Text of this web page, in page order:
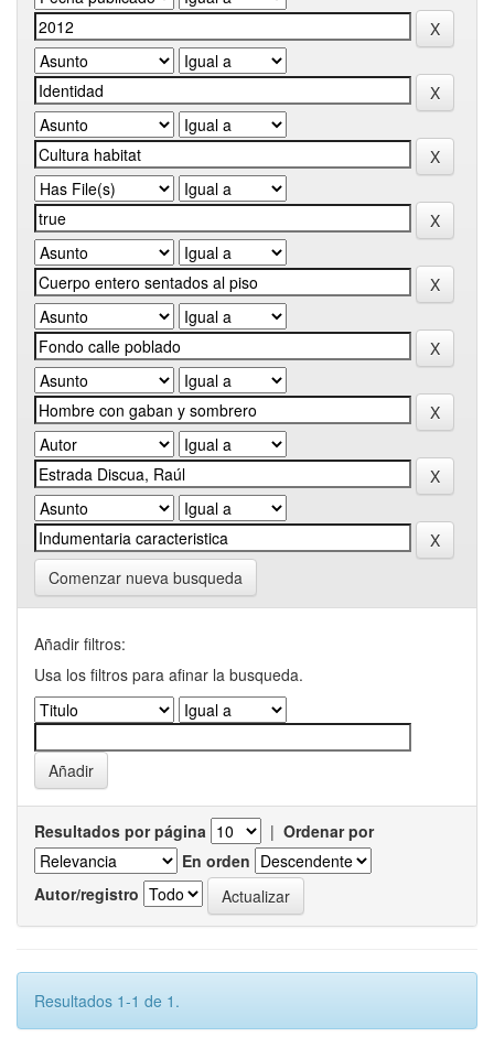
Comenzar nueva busqueda
Añadir filtros:
Usa los filtros para afinar la busqueda.
Resultados por página | Ordenar por
En orden
Autor/registro
Resultados 1-1 de 1.